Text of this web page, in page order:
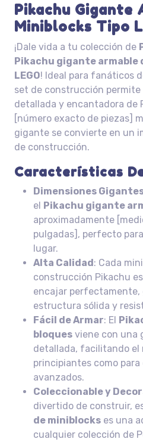
Pikachu Gigante
Miniblocks Tipo
¡Dale vida a tu colección de
Pikachu gigante armable
LEGO! Ideal para fanáticos
set de construcción permite
detallada y encantadora de
[número exacto de piezas]
gigante se convierte en un
de construcción.
Características
Dimensiones
el Pikachu gigante
aproximadamente
pulgadas], perfecto
lugar.
Alta Calidad: Cada
construcción Pikachu
encajar
estructura sólida y
Fácil de Armar: El
bloques viene con una
detallada, facilitando el
principiantes como
avanzados.
Coleccionable y
divertido de construir,
de miniblocks es una
cualquier colección de